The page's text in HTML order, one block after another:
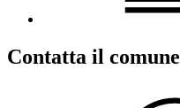
Contatta il comune